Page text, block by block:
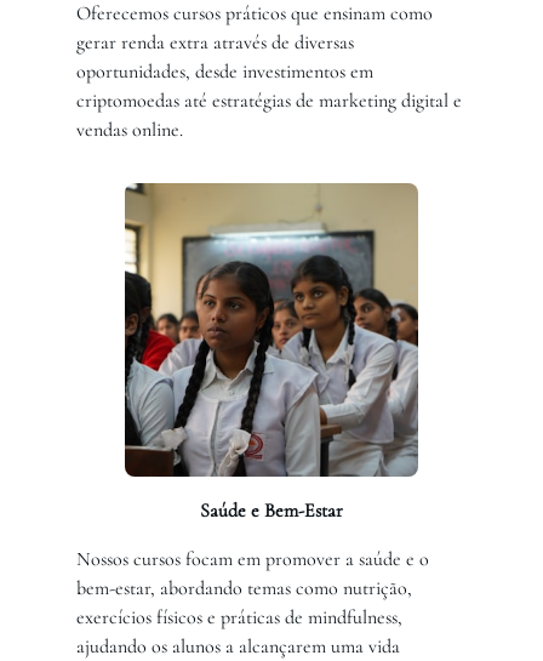
Oferecemos cursos práticos que ensinam como
gerar renda extra através de diversas
oportunidades, desde investimentos em
criptomoedas até estratégias de marketing digital e
vendas online.
Saúde e Bem-Estar
Nossos cursos focam em promover a saúde e o
bem-estar, abordando temas como nutrição,
exercícios físicos e práticas de mindfulness,
ajudando os alunos a alcançarem uma vida